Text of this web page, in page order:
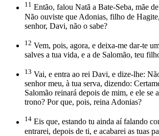
11 Então, falou Natã a Bate-Seba, mãe
Não ouviste que Adonias, filho de
senhor, Davi, não o sabe?
12 Vem, pois, agora, e deixa-me dar-te
salves a tua vida, e a de Salomão, teu
13 Vai, e entra ao rei Davi, e dize-lhe:
senhor meu, à tua serva, dizendo:
Salomão reinará depois de mim, e ele se
trono? Por que, pois, reina Adonias?
14 Eis que, estando tu ainda aí falando
entrarei, depois de ti, e acabarei as tuas